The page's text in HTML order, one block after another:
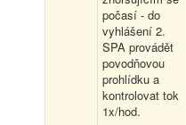
počasí - do
vyhlášení 2.
SPA provádět
povodňovou
prohlídku a
kontrolovat tok
1x/hod.